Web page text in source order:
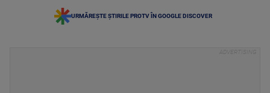
URMĂREȘTE ȘTIRILE PROTV ÎN GOOGLE DISCOVER